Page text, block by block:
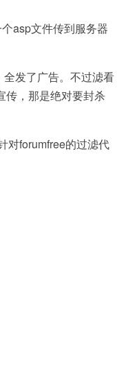
asp文件传到服务器
发了广告。不过滤看
传，那是绝对要封杀
forumfree的过滤代